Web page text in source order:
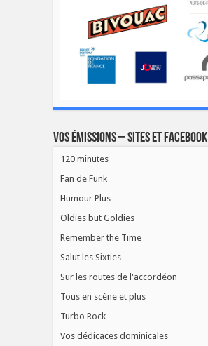
Vos émissions – Sites et Facebook
120 minutes
Fan de Funk
Humour Plus
Oldies but Goldies
Remember the Time
Salut les Sixties
Sur les routes de l'accordéon
Tous en scène et plus
Turbo Rock
Vos dédicaces dominicales